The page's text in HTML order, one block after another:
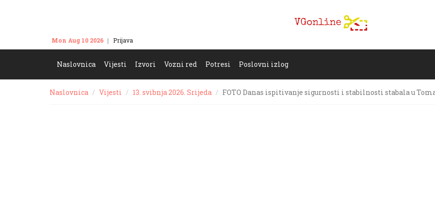
Mon Aug 10 2026 Prijava
Naslovnica Vijesti Izvori Vozni red Potresi Poslovni izlog
Naslovnica Vijesti 13. svibnja 2026. Srijeda FOTO Danas ispitivanje sigurnosti i stabilnosti stabala u